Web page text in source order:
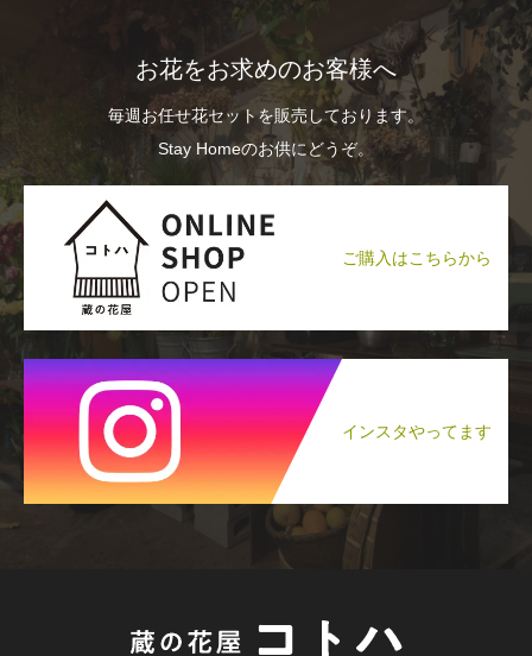
お花をお求めのお客様へ
毎週お任せ花セットを販売しております。
Stay Homeのお供にどうぞ。
ご購入はこちらから
インスタやってます